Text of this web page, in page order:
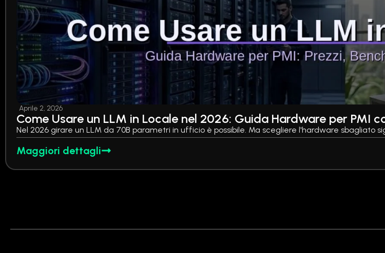
Aprile 2, 2026
Come Usare un LLM in Locale nel 2026: Guida Hardware per PMI
Nel 2026 girare un LLM da 70B parametri in ufficio è possibile. Ma scegliere l'hardware sbagliato
Maggiori dettagli